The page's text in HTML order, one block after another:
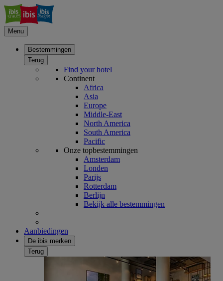
Menu
Bestemmingen
Terug
Find your hotel
Continent
Africa
Asia
Europe
Middle-East
North America
South America
Pacific
Onze topbestemmingen
Amsterdam
Londen
Parijs
Rotterdam
Berlijn
Bekijk alle bestemmingen
Aanbiedingen
De ibis merken
Terug